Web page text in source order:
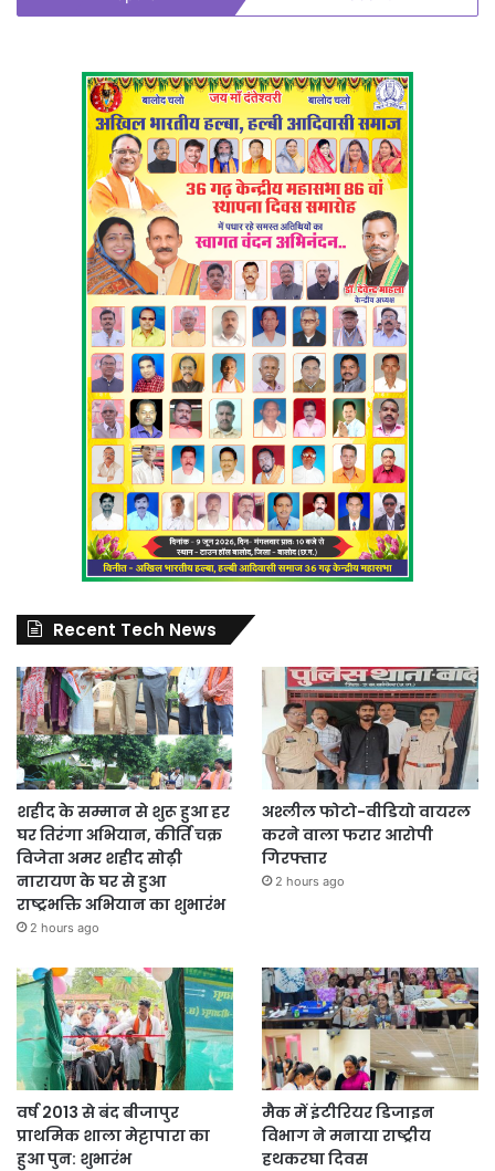
Recent Tech News
शहीद के सम्मान से शुरू हुआ हर
घर तिरंगा अभियान, कीर्ति चक्र
विजेता अमर शहीद सोढ़ी
नारायण के घर से हुआ
राष्ट्रभक्ति अभियान का शुभारंभ
2 hours ago
अश्लील फोटो-वीडियो वायरल
करने वाला फरार आरोपी
गिरफ्तार
2 hours ago
वर्ष 2013 से बंद बीजापुर
प्राथमिक शाला मेट्टापारा का
हुआ पुन: शुभारंभ
मैक में इंटीरियर डिजाइन
विभाग ने मनाया राष्ट्रीय
हथकरघा दिवस